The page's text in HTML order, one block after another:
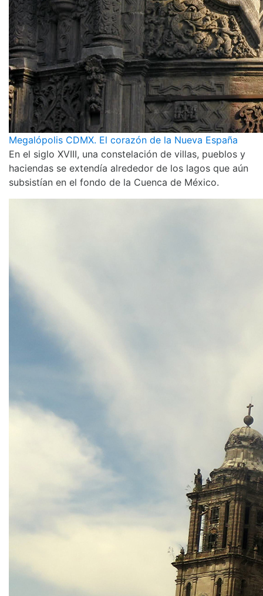
Megalópolis CDMX. El corazón de la Nueva España
En el siglo XVIII, una constelación de villas, pueblos y
haciendas se extendía alrededor de los lagos que aún
subsistían en el fondo de la Cuenca de México.